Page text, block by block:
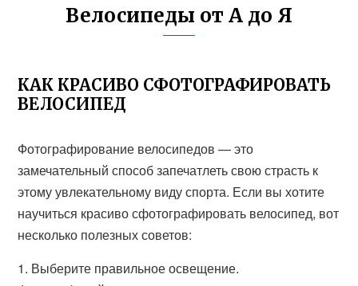
Велосипеды от А до Я
КАК КРАСИВО СФОТОГРАФИРОВАТЬ
ВЕЛОСИПЕД
Фотографирование велосипедов — это
замечательный способ запечатлеть свою страсть к
этому увлекательному виду спорта. Если вы хотите
научиться красиво сфотографировать велосипед, вот
несколько полезных советов:
1. Выберите правильное освещение.